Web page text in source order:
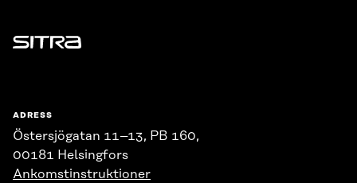
Sitra
ADRESS
Östersjögatan 11–13, PB 160,
00181 Helsingfors
Ankomstinstruktioner